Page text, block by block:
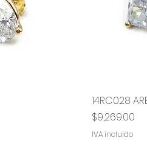
14RC028
Precio
$9,269.00
IVA incluido